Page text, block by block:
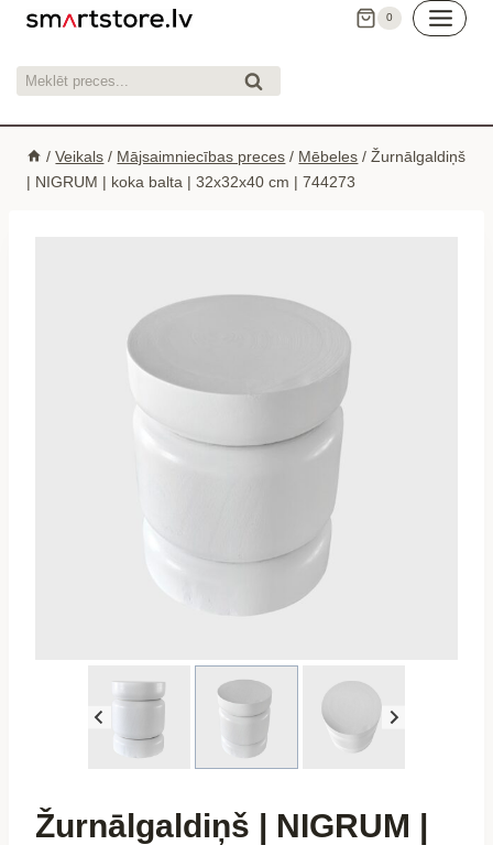
Skip
content
0
Meklēt: Meklēt
/ Veikals / Mājsaimniecības preces / Mēbeles / Žurnālgaldiņš
| NIGRUM | koka balta | 32x32x40 cm | 744273
Žurnālgaldiņš | NIGRUM |